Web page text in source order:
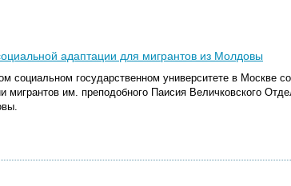
адаптации для мигрантов из Молдовы
социальном государственном университете в Москве
мигрантов им. преподобного Паисия Величковского